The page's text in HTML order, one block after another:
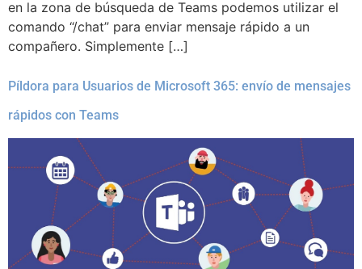
en la zona de búsqueda de Teams podemos utilizar el
comando “/chat” para enviar mensaje rápido a un
compañero. Simplemente […]
Píldora para Usuarios de Microsoft 365: envío de mensajes
rápidos con Teams